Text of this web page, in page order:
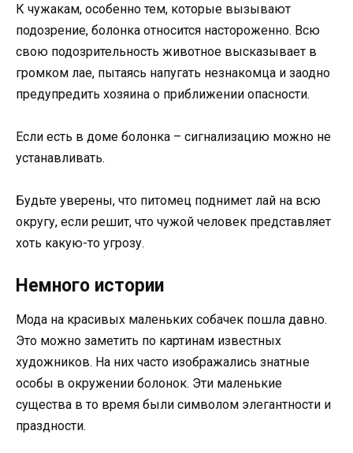
К чужакам, особенно тем, которые вызывают
подозрение, болонка относится настороженно. Всю
свою подозрительность животное высказывает в
громком лае, пытаясь напугать незнакомца и заодно
предупредить хозяина о приближении опасности.
Если есть в доме болонка – сигнализацию можно не
устанавливать.
Будьте уверены, что питомец поднимет лай на всю
округу, если решит, что чужой человек представляет
хоть какую-то угрозу.
Немного истории
Мода на красивых маленьких собачек пошла давно.
Это можно заметить по картинам известных
художников. На них часто изображались знатные
особы в окружении болонок. Эти маленькие
существа в то время были символом элегантности и
праздности.